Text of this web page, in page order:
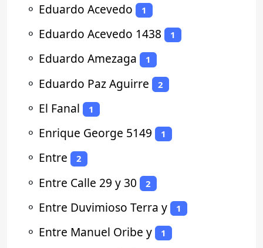
⚬ Eduardo Acevedo 1
⚬ Eduardo Acevedo 1438 1
⚬ Eduardo Amezaga 1
⚬ Eduardo Paz Aguirre 2
⚬ El Fanal 1
⚬ Enrique George 5149 1
⚬ Entre 2
⚬ Entre Calle 29 y 30 2
⚬ Entre Duvimioso Terra y 1
⚬ Entre Manuel Oribe y 1